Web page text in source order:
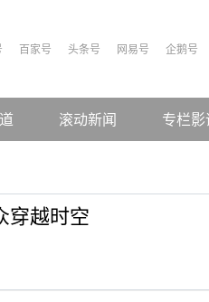
百家号 头条号 网易号 企鹅号
滚动新闻 专栏影
穿越时空